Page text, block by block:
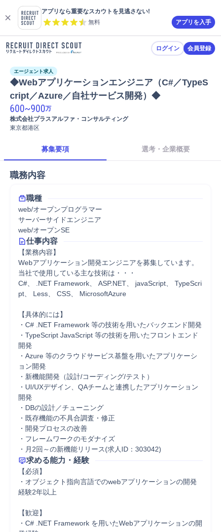
アプリなら重要なスカウトを見逃さない!
無料
アプリを入手
ログイン 会員登録
エージェント求人
◆Webアプリケーションエンジニア（C#／TypeS
cript／Azure／自社サービス開発）◆
600~900万
株式会社プラスアルファ・コンサルティング
東京都港区
募集要項 選考・企業概要
職務内容
職種
web/オープンプログラマー
サーバーサイドエンジニア
web/オープンSE
仕事内容
【業務内容】
Webアプリケーション開発エンジニアを募集しています。
当社で使用している主な技術は・・・
C#、 .NET Framework、 ASP.NET、 javaScript、 TypeScri
pt、 Less、 CSS、 MicrosoftAzure
【具体的には】
・C# .NET Framework 等の技術を用いたバックエンド開発
・TypeScript JavaScript 等の技術を用いたフロントエンド
開発
・Azure 等のクラウドサービス基盤を用いたアプリケーシ
ョン開発
・新機能開発（設計/コーディング/テスト）
・UI/UXデザイン、QAチームと連携したアプリケーション
開発
・DBの設計／チューニング
・既存機能の不具合調査・修正
・開発プロセスの改善
・フレームワークのモダナイズ
・月2回～の新機能リリース(求人ID：303042)
求める能力・経験
【必須】
・オブジェクト指向言語でのwebアプリケーションの開発
経験2年以上
【歓迎】
・C# .NET Framework を用いたWebアプリケーションの開